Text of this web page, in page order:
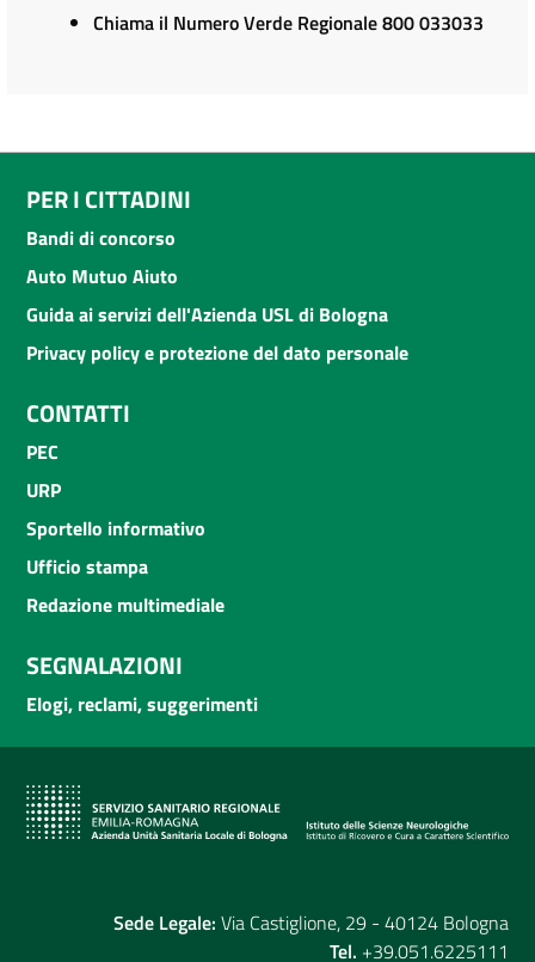
Chiama il Numero Verde Regionale 800 033033
PER I CITTADINI
Bandi di concorso
Auto Mutuo Aiuto
Guida ai servizi dell'Azienda USL di Bologna
Privacy policy e protezione del dato personale
CONTATTI
PEC
URP
Sportello informativo
Ufficio stampa
Redazione multimediale
SEGNALAZIONI
Elogi, reclami, suggerimenti
Sede Legale: Via Castiglione, 29 - 40124 Bologna
Tel. +39.051.6225111